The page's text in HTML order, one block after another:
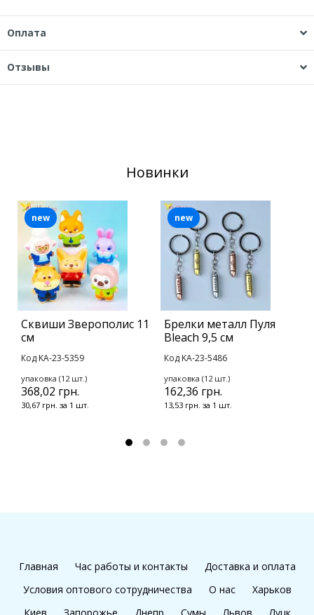
Оплата
Отзывы
Новинки
Сквиши Зверополис 11
см
Код KA-23-5359
упаковка (12 шт.)
368,02 грн.
30,67 грн. за 1 шт.
new
Брелки металл Пуля
Bleach 9,5 см
Код KA-23-5486
упаковка (12 шт.)
162,36 грн.
13,53 грн. за 1 шт.
new
Главная Час работы и контакты
Доставка и оплата
Условия оптового сотрудничества
О нас
Харьков